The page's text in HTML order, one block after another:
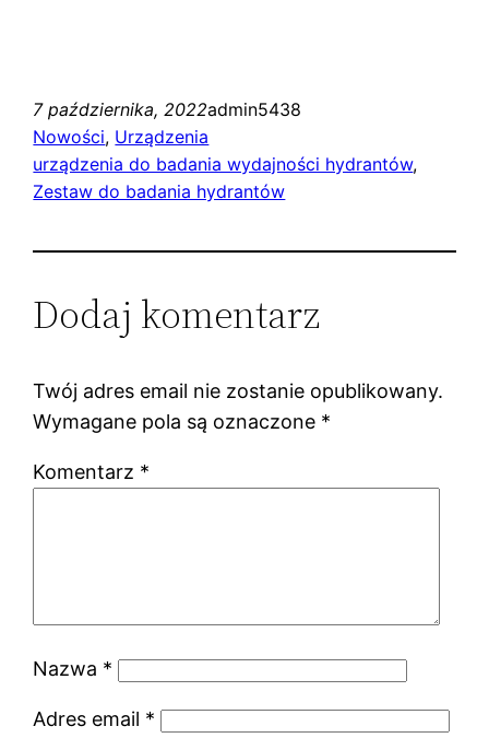
7 października, 2022admin5438
Nowości, Urządzenia
urządzenia do badania wydajności hydrantów
Zestaw do badania hydrantów
Dodaj komentarz
Twój adres email nie zostanie opublikowany.
Wymagane pola są oznaczone *
Komentarz *
Nazwa *
Adres email *